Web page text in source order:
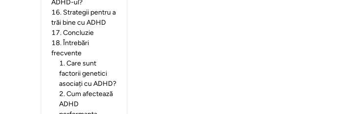
ADHD-ul?
16. Strategii pentru a
trăi bine cu ADHD
17.Concluzie
18.Întrebări
frecvente
1.Care sunt
factorii genetici
asociați cu ADHD?
2.Cum afectează
ADHD